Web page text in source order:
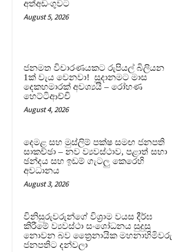
අත්අඩංගුවට
August 5, 2026
ජනමත විචාරණයකට රුපියල් බිලියන
1ක් වැය වෙනවා! සූදානමට මාස
දෙකහමාරක් අවශ්‍යයි – රෝහණ
හෙට්ටිආච්චි
August 4, 2026
දෙමළ සහ මුස්ලිම් පක්ෂ සමඟ ජනපති
සාකච්ඡා – නව ව්‍යවස්ථාව, පළාත් සභා
ඡන්දය සහ ඉඩම් ගැටලු කෙරෙහි
අවධානය
August 3, 2026
විනිසුරුවරුන්ගේ විශ්‍රාම වයස දීර්ඝ
කිරීමේ ව්‍යවස්ථා සංශෝධනය සුදුසු
නොවන බව ත්‍රෛනායික මහනාහිමිවරු
ජනපතිට දන්වලා